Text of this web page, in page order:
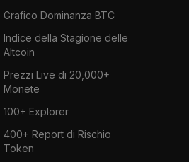
Grafico Dominanza BTC
Indice della Stagione delle
Altcoin
Prezzi Live di 20,000+
Monete
100+ Explorer
400+ Report di Rischio
Token